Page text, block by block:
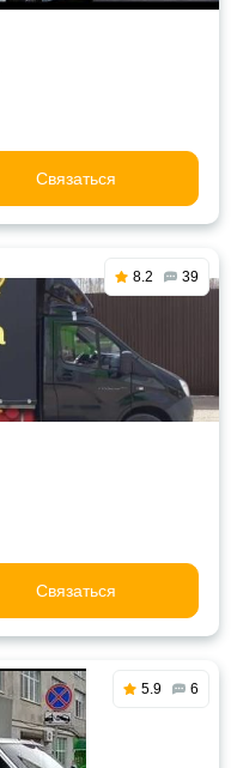
Связаться
8.2 39
Связаться
5.9 6